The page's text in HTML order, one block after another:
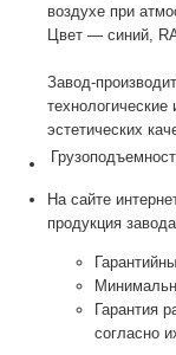
воздухе при
Цвет — синий,
Завод-
эстетических
На сайте
продукция
Гарантия
согласно